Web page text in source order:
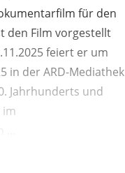
für den
den Film vorgestellt
feiert er um
in der ARD-Mediathek
Jahrhunderts und
im